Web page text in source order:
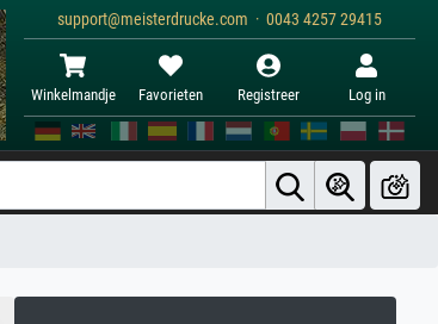
support@meisterdrucke.com · 0043 4257 29415
Winkelmandje Favorieten Registreer Log in